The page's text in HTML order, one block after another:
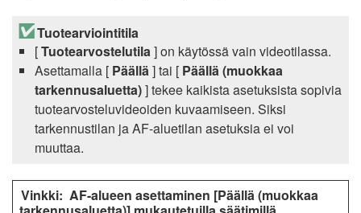
Tuotearviointitila
[Tuotearvostelutila] on käytössä vain videotilassa.
Asettamalla [ Päällä] tai [ Päällä (muokkaa
tarkennusaluetta)] tekee kaikista asetuksista sopivia
tuotearvosteluvideoiden kuvaamiseen. Siksi
tarkennustilan ja AF-aluetilan asetuksia ei voi
muuttaa.
AF-alueen asettaminen [Päällä (muokkaa